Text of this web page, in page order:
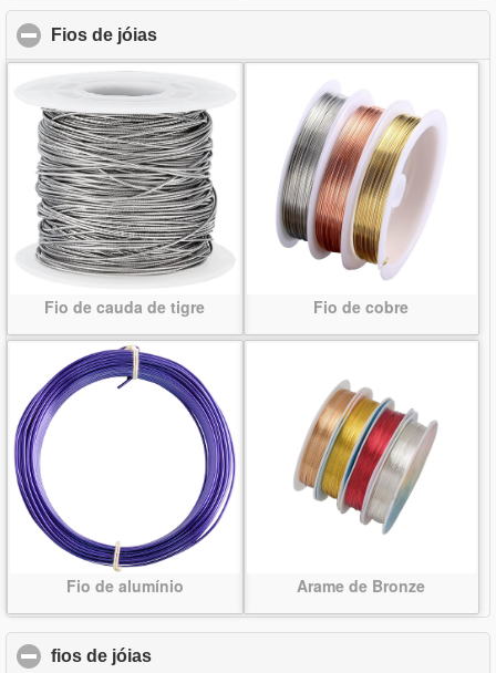
Fios de jóias
Fio de cauda de tigre Fio de cobre
Fio de alumínio Arame de Bronze
fios de jóias